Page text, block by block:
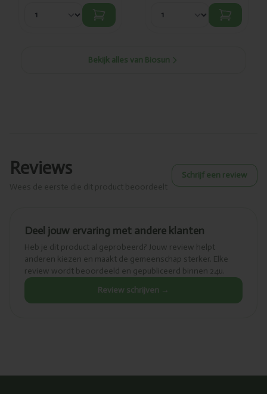
Bekijk alles van Biosun
Reviews Schrijf een review
Deel jouw ervaring met andere klanten
Heb je dit product al geprobeerd? Jouw review helpt
anderen kiezen en maakt de gemeenschap sterker. Elke
review wordt beoordeeld en gepubliceerd binnen 24u.
Review schrijven →